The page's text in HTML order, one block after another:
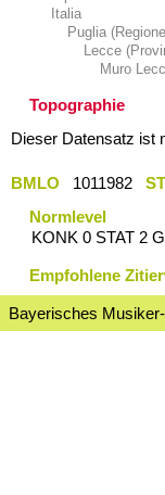
Italia
Puglia
Lecce
Muro
Topographie
Dieser Datensatz ist
BMLO 1011982
Normlevel
KONK 0 STAT 2
Empfohlene
Bayerisches